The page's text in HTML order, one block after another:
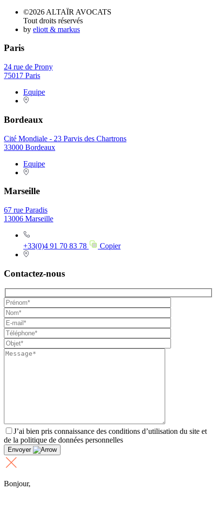
©2026 ALTAÏR AVOCATS
Tout droits réservés
by eliott & markus
Paris
24 rue de Prony
75017 Paris
Equipe
Bordeaux
Cité Mondiale - 23 Parvis des Chartrons
33000 Bordeaux
Equipe
Marseille
67 rue Paradis
13006 Marseille
+33(0)4 91 70 83 78 Copier
Contactez-nous
J’ai bien pris connaissance des conditions d’utilisation du site et
de la politique de données personnelles
Envoyer
Bonjour,